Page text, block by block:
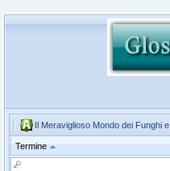
Il Meraviglioso Mondo dei Funghi
Termine